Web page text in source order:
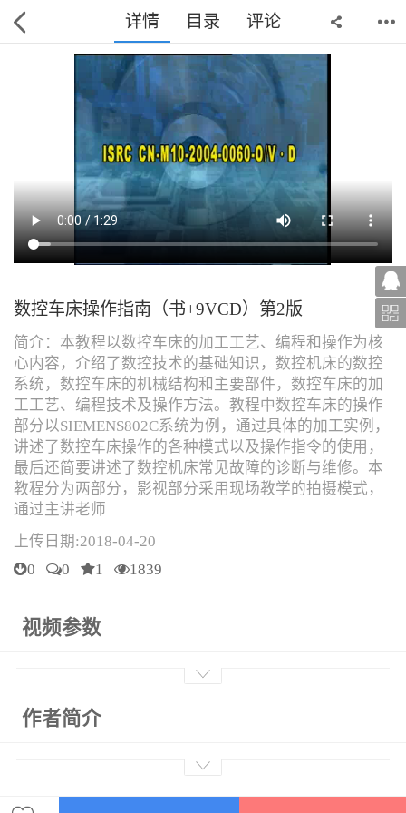
详情 目录 评论
数控车床操作指南（书+9VCD）第2版
简介：本教程以数控车床的加工工艺、编程和操作为核
心内容，介绍了数控技术的基础知识，数控机床的数控
系统，数控车床的机械结构和主要部件，数控车床的加
工工艺、编程技术及操作方法。教程中数控车床的操作
部分以SIEMENS802C系统为例，通过具体的加工实例，
讲述了数控车床操作的各种模式以及操作指令的使用，
最后还简要讲述了数控机床常见故障的诊断与维修。本
教程分为两部分，影视部分采用现场教学的拍摄模式，
通过主讲老师
上传日期:2018-04-20
0 0 1 1839
视频参数
作者简介